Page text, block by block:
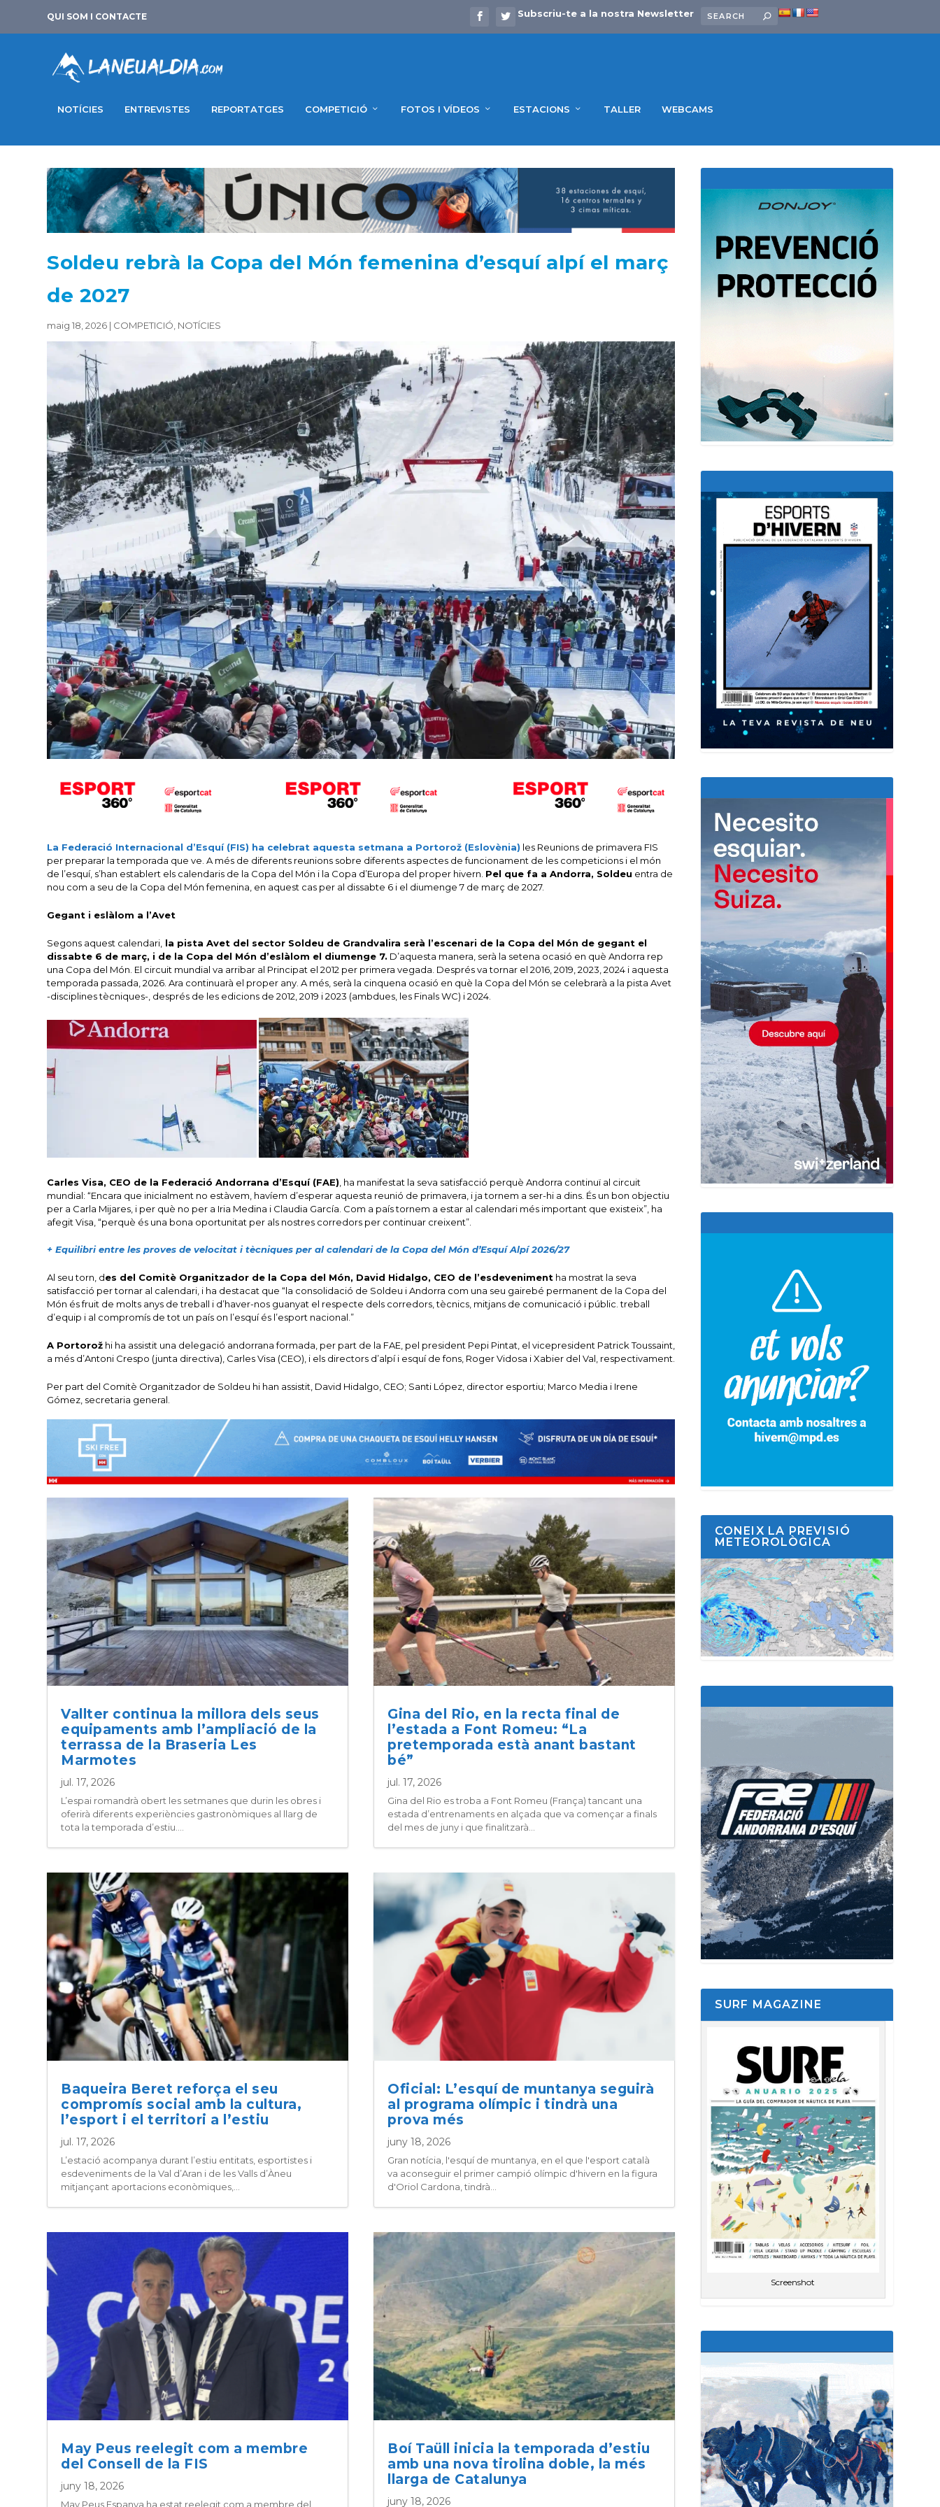
QUI SOM I CONTACTE Subscriu-te a la nostra Newsletter
NOTÍCIES ENTREVISTES REPORTATGES COMPETICIÓ FOTOS I VÍDEOS ESTACIONS TALLER WEBCAMS
Soldeu rebrà la Copa del Món femenina d’esquí alpí el març
de 2027
maig 18, 2026 | COMPETICIÓ NOTÍCIES
La Federació Internacional d’Esquí (FIS) ha celebrat aquesta setmana a Portorož (Eslovènia) les Reunions de primavera FIS
per preparar la temporada que ve. A més de diferents reunions sobre diferents aspectes de funcionament de les competicions i el món
de l’esquí, s’han establert els calendaris de la Copa del Món i la Copa d’Europa del proper hivern. Pel que fa a Andorra, Soldeu entra de
nou com a seu de la Copa del Món femenina, en aquest cas per al dissabte 6 i el diumenge 7 de març de 2027.
Gegant i eslàlom a l’Avet
Segons aquest calendari, la pista Avet del sector Soldeu de Grandvalira serà l’escenari de la Copa del Món de gegant el
dissabte 6 de març, i de la Copa del Món d’eslàlom el diumenge 7. D’aquesta manera, serà la setena ocasió en què Andorra rep
una Copa del Món. El circuit mundial va arribar al Principat el 2012 per primera vegada. Després va tornar el 2016, 2019, 2023, 2024 i aquesta
temporada passada, 2026. Ara continuarà el proper any. A més, serà la cinquena ocasió en què la Copa del Món se celebrarà a la pista Avet
-disciplines tècniques-, després de les edicions de 2012, 2019 i 2023 (ambdues, les Finals WC) i 2024.
Carles Visa, CEO de la Federació Andorrana d’Esquí (FAE) , ha manifestat la seva satisfacció perquè Andorra continuï al circuit
mundial: “Encara que inicialment no estàvem, havíem d’esperar aquesta reunió de primavera, i ja tornem a ser-hi a dins. És un bon objectiu
per a Carla Mijares, i per què no per a Iria Medina i Claudia García. Com a país tornem a estar al calendari més important que existeix”, ha
afegit Visa, “perquè és una bona oportunitat per als nostres corredors per continuar creixent”.
+ Equilibri entre les proves de velocitat i tècniques per al calendari de la Copa del Món d’Esquí Alpí 2026/27
Al seu torn, des del Comitè Organitzador de la Copa del Món, David Hidalgo, CEO de l’esdeveniment ha mostrat la seva
satisfacció per tornar al calendari, i ha destacat que “la consolidació de Soldeu i Andorra com una seu gairebé permanent de la Copa del
Món és fruit de molts anys de treball i d’haver-nos guanyat el respecte dels corredors, tècnics, mitjans de comunicació i públic. treball
d’equip i al compromís de tot un país on l’esquí és l’esport nacional.”
A Portorož hi ha assistit una delegació andorrana formada, per part de la FAE, pel president Pepi Pintat, el vicepresident Patrick Toussaint,
a més d’Antoni Crespo (junta directiva), Carles Visa (CEO), i els directors d’alpí i esquí de fons, Roger Vidosa i Xabier del Val, respectivament.
Per part del Comitè Organitzador de Soldeu hi han assistit, David Hidalgo, CEO; Santi López, director esportiu; Marco Media i Irene
Gómez, secretaria general.
Vallter continua la millora dels seus
equipaments amb l’ampliació de la
terrassa de la Braseria Les
Marmotes
jul. 17, 2026
L’espai romandrà obert les setmanes que durin les obres i
oferirà diferents experiències gastronòmiques al llarg de
tota la temporada d’estiu....
Baqueira Beret reforça el seu
compromís social amb la cultura,
l’esport i el territori a l’estiu
jul. 17, 2026
L’estació acompanya durant l’estiu entitats, esportistes i
esdeveniments de la Val d’Aran i de les Valls d’Àneu
mitjançant aportacions econòmiques,...
May Peus reelegit com a membre
del Consell de la FIS
juny 18, 2026
May Peus Espanya ha estat reelegit com a membre del
Gina del Rio, en la recta final de
l’estada a Font Romeu: “La
pretemporada està anant bastant
bé”
jul. 17, 2026
Gina del Rio es troba a Font Romeu (França) tancant una
estada d’entrenaments en alçada que va començar a finals
del mes de juny i que finalitzarà...
Oficial: L’esquí de muntanya seguirà
al programa olímpic i tindrà una
prova més
juny 18, 2026
Gran notícia, l'esquí de muntanya, en el que l'esport català
va aconseguir el primer campió olímpic d'hivern en la figura
d'Oriol Cardona, tindrà...
Boí Taüll inicia la temporada d’estiu
amb una nova tirolina doble, la més
llarga de Catalunya
juny 18, 2026
CONEIX LA PREVISIÓ
METEOROLÒGICA
SURF MAGAZINE
Screenshot